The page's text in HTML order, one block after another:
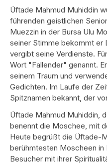
Üftade Mahmud Muhiddin
führenden geistlichen
Muezzin in der Bursa Ulu
seiner Stimme bekommt er
vergibt seine Verdienste.
Wort "Fallender" genannt.
seinem Traum und
Gedichten. Im Laufe der
Spitznamen bekannt, der
Üftade Mahmud Muhiddin,
benennt die Moschee, mit
Heute begrüßt die Üftade-
berühmtesten Moscheen in
Besucher mit ihrer